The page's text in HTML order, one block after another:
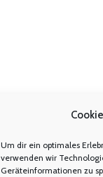
Um dir ein optimales
verwenden wir
Geräteinformationen zu